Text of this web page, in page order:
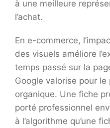
à une meilleure
l’achat.
En e-commerce,
des visuels améliore
temps passé sur la
Google valorise pour
organique. Une fiche
porté professionnel
à l’algorithme qu’une